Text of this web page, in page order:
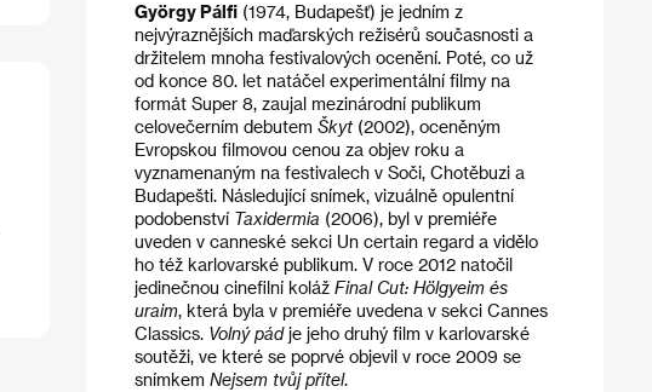
György Pálfi(1974, Budapešť) je jedním z
nejvýraznějších maďarských režisérů současnosti a
držitelem mnoha festivalových ocenění. Poté, co už
od konce 80. let natáčel experimentální filmy na
formát Super 8, zaujal mezinárodní publikum
celovečerním debutem Škyt(2002), oceněným
Evropskou filmovou cenou za objev roku a
vyznamenaným na festivalech v Soči, Chotěbuzi a
Budapešti. Následující snímek, vizuálně opulentní
podobenství Taxidermia (2006), byl v premiéře
uveden v canneské sekci Un certain regard a vidělo
ho též karlovarské publikum. V roce 2012 natočil
jedinečnou cinefilní koláž Final Cut: Hölgyeim és
uraim, která byla v premiéře uvedena v sekci Cannes
Classics. Volný pádje jeho druhý film v karlovarské
soutěži, ve které se poprvé objevil v roce 2009 se
snímkem Nejsem tvůj přítel.